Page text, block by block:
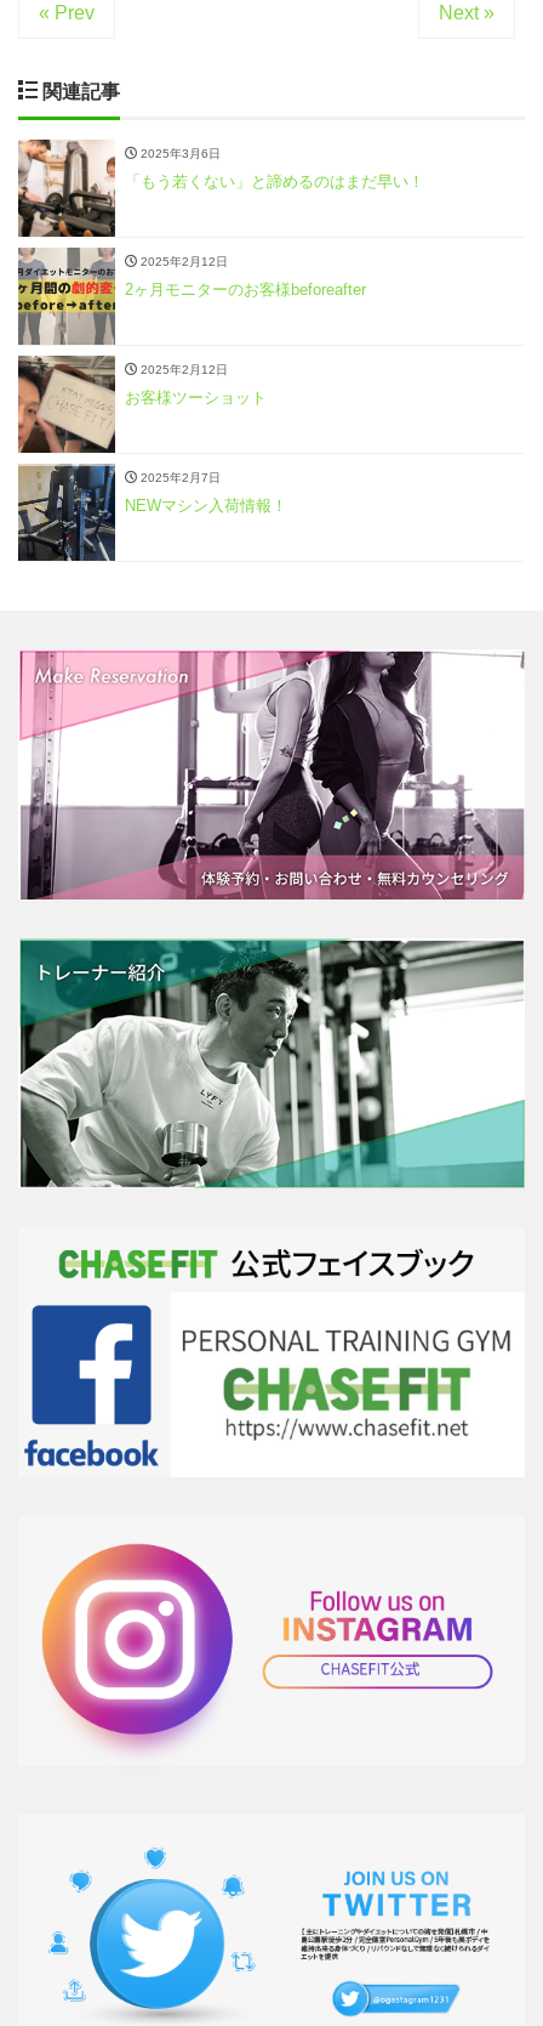
« Prev Next »
関連記事
2025年3月6日
「もう若くない」と諦めるのはまだ早い！
2025年2月12日
2ヶ月モニターのお客様beforeafter
2025年2月12日
お客様ツーショット
2025年2月7日
NEWマシン入荷情報！